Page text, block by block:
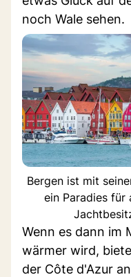
noch Wale sehen.
Bergen ist mit
ein Paradies für
Wenn es dann im
wärmer wird,
der Côte d'Azur